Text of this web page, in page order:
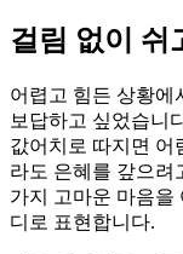
걸림 없이 쉬
어렵고 힘든 상황에
보답하고 싶었습니
값어치로 따지면 어
라도 은혜를 갚으려
가지 고마운 마음을
디로 표현합니다.